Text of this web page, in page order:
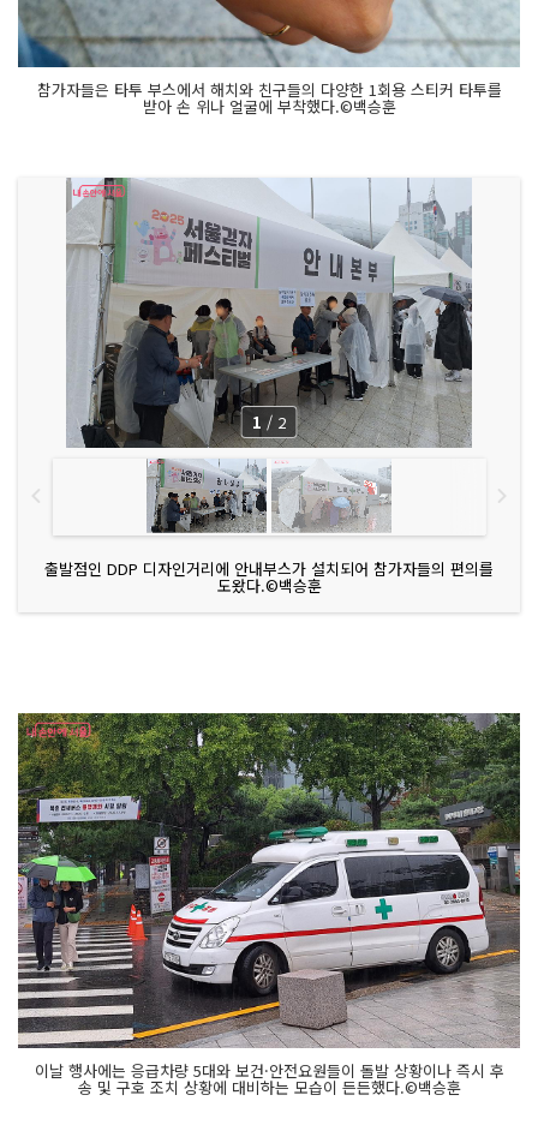
참가자들은 타투 부스에서 해치와 친구들의 다양한 1회용 스티커 타투를
받아 손 위나 얼굴에 부착했다.©백승훈
출발점인 DDP 디자인거리에 안내부스가 설치되어 참가자들의 편의를
도왔다.©백승훈
1 / 2
이날 행사에는 응급차량 5대와 보건·안전요원들이 돌발 상황이나 즉시 후
송 및 구호 조치 상황에 대비하는 모습이 든든했다.©백승훈